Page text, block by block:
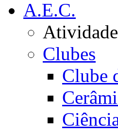
A.E.C.
Clubes
Clube